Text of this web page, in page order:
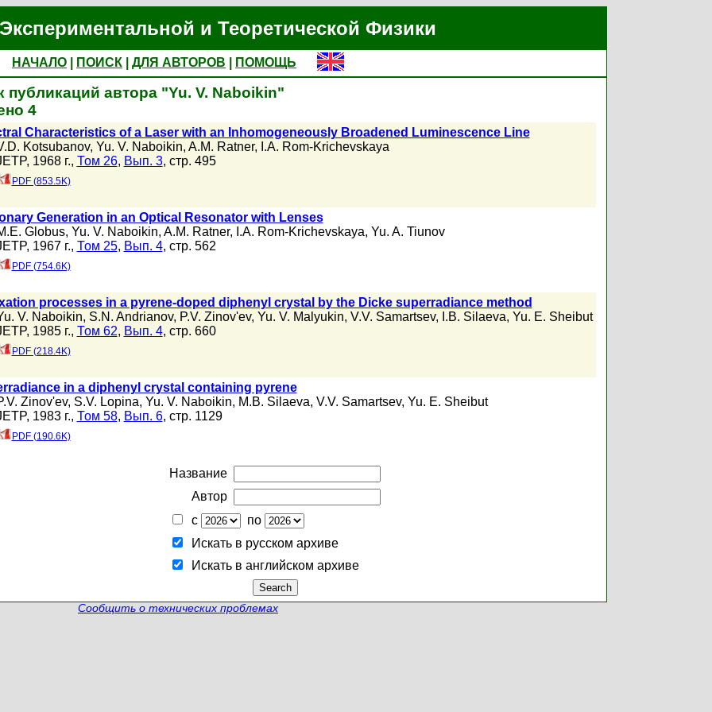
и Теоретической Физики
НАЧАЛО ПОИСК ДЛЯ АВТОРОВ
ПОМОЩЬ
публикаций автора "Yu. V. Naboikin"
4
Characteristics of a Laser with an Inhomogeneously Broadened Luminescence Line
Kotsubanov, Yu. V. Naboikin, A.M. Ratner, I.A. Rom-Krichevskaya
1968 г., Том 26, Вып. 3, стр. 495
PDF (853.5K)
Generation in an Optical Resonator with Lenses
Globus, Yu. V. Naboikin, A.M. Ratner, I.A. Rom-Krichevskaya, Yu. A. Tiunov
1967 г., Том 25, Вып. 4, стр. 562
PDF (754.6K)
processes in a pyrene-doped diphenyl crystal by the Dicke superradiance method
V. Naboikin, S.N. Andrianov, P.V. Zinov'ev, Yu. V. Malyukin, V.V. Samartsev, I.B. Silaeva, Yu. E. Sheibut
1985 г., Том 62, Вып. 4, стр. 660
PDF (218.4K)
in a diphenyl crystal containing pyrene
Zinov'ev, S.V. Lopina, Yu. V. Naboikin, M.B. Silaeva, V.V. Samartsev, Yu. E. Sheibut
1983 г., Том 58, Вып. 6, стр. 1129
PDF (190.6K)
Название
Автор
с
по
Искать в русском архиве
Искать в английском архиве
Сообщить о технических проблемах